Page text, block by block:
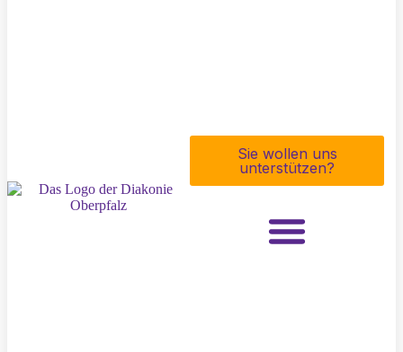
Sie wollen uns
unterstützen?